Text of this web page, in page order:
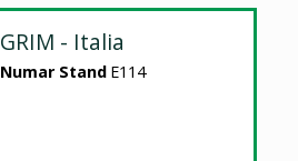
GRIM - Italia
Numar Stand E114